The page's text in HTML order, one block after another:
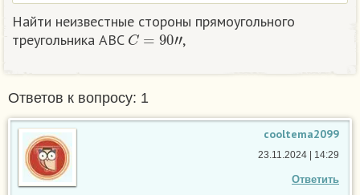
Найти неизвестные стороны прямоугольного
треугольника ABCC=90″ ,
Ответов к вопросу: 1
cooltema2099
Ответить
23.11.2024 | 14:29